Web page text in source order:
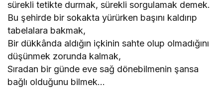
sürekli tetikte durmak, sürekli sorgulamak demek.
Bu şehirde bir sokakta yürürken başını kaldırıp
tabelalara bakmak,
Bir dükkânda aldığın içkinin sahte olup olmadığını
düşünmek zorunda kalmak,
Sıradan bir günde eve sağ dönebilmenin şansa
bağlı olduğunu bilmek…